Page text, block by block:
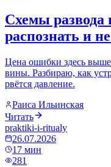
Схемы развода
распознать и
Цена ошибки здесь
вины. Разбираю, как
рвётся давление.
Раиса Ильинская
Читать
praktiki-i-ritualy
26.07.2026
17 мин
281